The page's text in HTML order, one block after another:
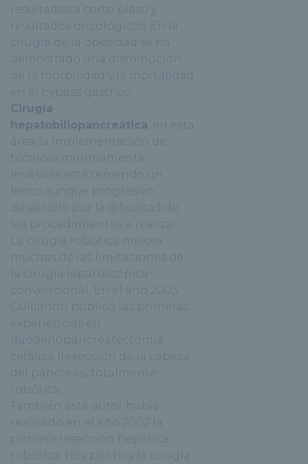
resultados a corto plazo y
resultados oncológicos. En la
cirugía de la obesidad se ha
demostrado una disminución
de la morbilidad y la mortalidad
en el bypass gástrico.
Cirugía
hepatobiliopancreática : en esta
área la implementación de
técnicas mínimamente
invasivas está teniendo un
lento aunque progresivo
desarrollo por la dificultad de
los procedimientos a realizar.
La cirugía robótica mejora
muchas de las limitaciones de
la cirugía laparoscópica
convencional. En el año 2003
Gullianoti publicó las primeras
experiencias en
duodenopancreatectomía
cefálica (resección de la cabeza
del páncreas) totalmente
robótica.
También este autor había
realizado en el año 2002 la
primera resección hepática
robótica. Hoy por hoy la cirugía